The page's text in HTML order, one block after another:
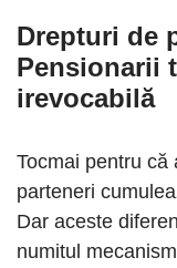
Drepturi de
Pensionarii
irevocabilă
Tocmai pentru că
parteneri
Dar aceste
numitul